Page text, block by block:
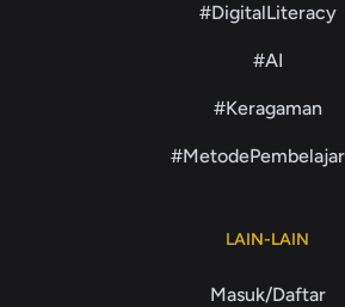
#DigitalLiteracy
#AI
#Keragaman
LAIN-LAIN
Masuk/Daftar